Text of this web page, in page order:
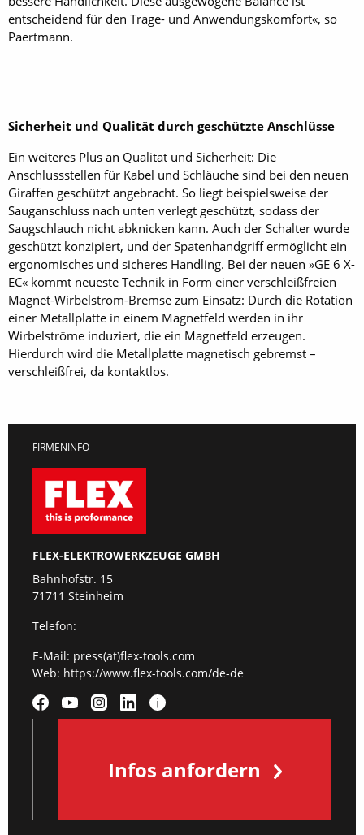
entscheidend für den Trage- und Anwendungskomfort«, so
Paertmann.
Sicherheit und Qualität durch geschützte Anschlüsse
Ein weiteres Plus an Qualität und Sicherheit: Die
Anschlussstellen für Kabel und Schläuche sind bei den neuen
Giraffen geschützt angebracht. So liegt beispielsweise der
Sauganschluss nach unten verlegt geschützt, sodass der
Saugschlauch nicht abknicken kann. Auch der Schalter wurde
geschützt konzipiert, und der Spatenhandgriff ermöglicht ein
ergonomisches und sicheres Handling. Bei der neuen »GE 6 X-
EC« kommt neueste Technik in Form einer verschleißfreien
Magnet-Wirbelstrom-Bremse zum Einsatz: Durch die Rotation
einer Metallplatte in einem Magnetfeld werden in ihr
Wirbelströme induziert, die ein Magnetfeld erzeugen.
Hierdurch wird die Metallplatte magnetisch gebremst –
verschleißfrei, da kontaktlos.
FIRMENINFO
FLEX-ELEKTROWERKZEUGE GMBH
Bahnhofstr. 15
71711 Steinheim
Telefon:
E-Mail: press(at)flex-tools.com
Web: https://www.flex-tools.com/de-de
Infos anfordern